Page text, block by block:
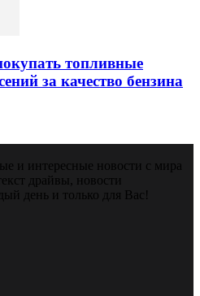
топливные
за качество бензина
и интересные новости с мира
драйвы, новости
день и только для Вас!